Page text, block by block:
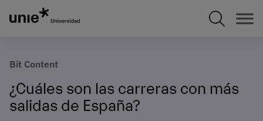
Bit Content
¿Cuáles son las carreras con más
salidas de España?